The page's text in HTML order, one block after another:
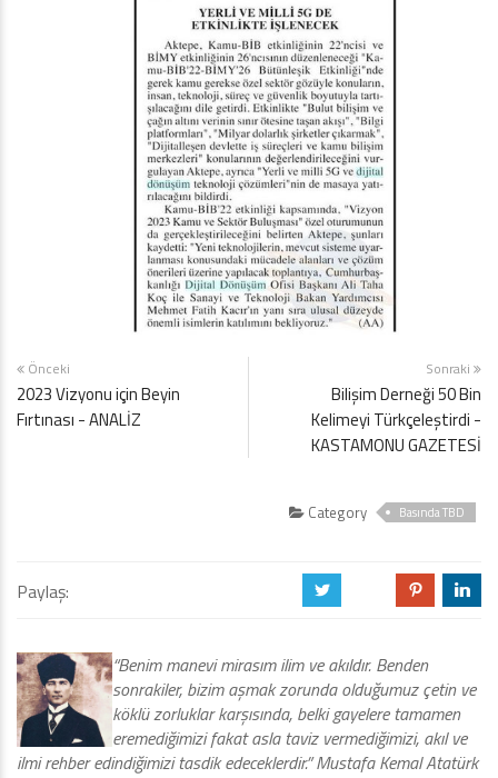
Önceki
2023 Vizyonu için Beyin
Fırtınası - ANALİZ
Sonraki
Bilişim Derneği 50 Bin
Kelimeyi Türkçeleştirdi -
KASTAMONU GAZETESİ
Category Basında TBD
Paylaş: a d j
“Benim manevi mirasım ilim ve akıldır. Benden
sonrakiler, bizim aşmak zorunda olduğumuz çetin ve
köklü zorluklar karşısında, belki gayelere tamamen
eremediğimizi fakat asla taviz vermediğimizi, akıl ve
ilmi rehber edindiğimizi tasdik edeceklerdir.” Mustafa Kemal Atatürk